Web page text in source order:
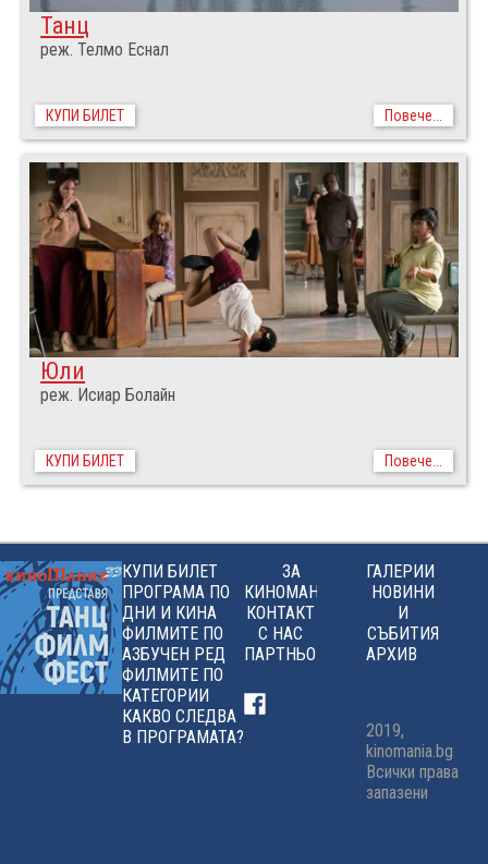
КУПИ БИЛЕТ Повече...
Танц
реж. Телмо Еснал
КУПИ БИЛЕТ Повече...
Юли
реж. Исиар Болайн
КУПИ БИЛЕТ
ПРОГРАМА ПО
ДНИ И КИНА
ФИЛМИТЕ ПО
АЗБУЧЕН РЕД
ФИЛМИТЕ ПО
КАТЕГОРИИ
КАКВО СЛЕДВА
В ПРОГРАМАТА?
ЗА
КИНОМАНИЯ
КОНТАКТ
С НАС
ПАРТНЬОРИ
ГАЛЕРИИ
НОВИНИ
И
СЪБИТИЯ
АРХИВ
2019,
kinomania.bg
Всички права
запазени